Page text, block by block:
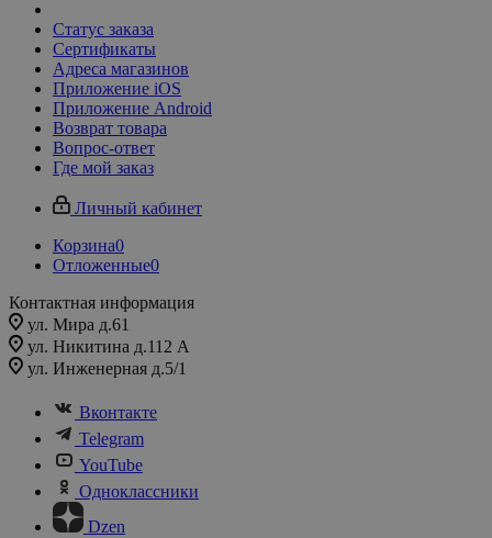
Статус заказа
Сертификаты
Адреса магазинов
Приложение iOS
Приложение Android
Возврат товара
Вопрос-ответ
Где мой заказ
Личный кабинет
Корзина0
Отложенные0
Контактная информация
ул. Мира д.61
ул. Никитина д.112 А
ул. Инженерная д.5/1
Вконтакте
Telegram
YouTube
Одноклассники
Dzen